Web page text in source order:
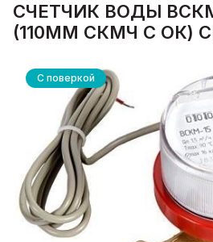
СЧЕТЧИК ВОДЫ
(110ММ СКМЧ С ОК)
С поверкой